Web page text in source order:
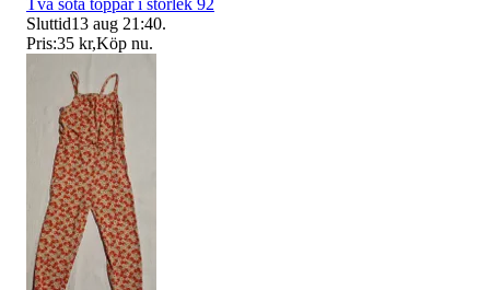
Sluttid13 aug 21:40.
Pris:35 kr,Köp nu.